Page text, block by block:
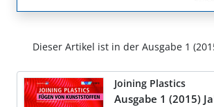
Dieser Artikel ist in der Ausgabe 1
Joining Plastics
Ausgabe 1 (2015)